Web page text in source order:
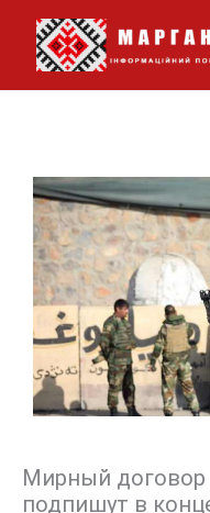
Перейти
вмісту
Мирный договор
подпишут в